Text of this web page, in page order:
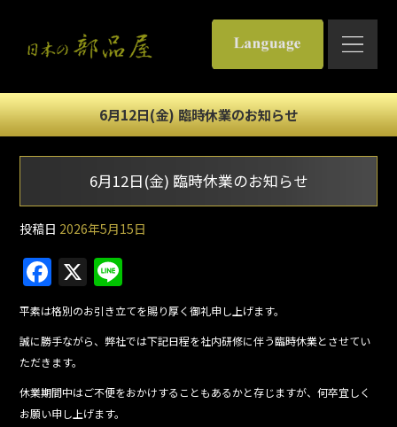
6月12日(金) 臨時休業のお知らせ
6月12日(金) 臨時休業のお知らせ
投稿日 2026年5月15日
F
a
c
e
b
o
X
n
e
平素は格別のお引き立てを賜り厚く御礼申し上げます。
誠に勝手ながら、弊社では下記日程を社内研修に伴う臨時休業とさせてい
ただきます。
休業期間中はご不便をおかけすることもあるかと存じますが、何卒宜しく
お願い申し上げます。